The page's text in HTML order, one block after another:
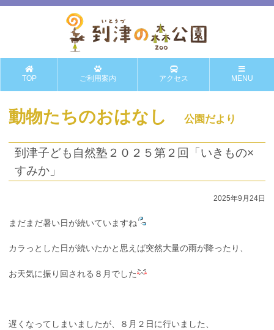
TOP ご利用案内 アクセス MENU
動物たちのおはなし 公園だより
到津子ども自然塾２０２５第２回「いきもの×
すみか」
2025年9月24日
まだまだ暑い日が続いていますね
カラっとした日が続いたかと思えば突然大量の雨が降ったり、
お天気に振り回される８月でした
遅くなってしまいましたが、８月２日に行いました、